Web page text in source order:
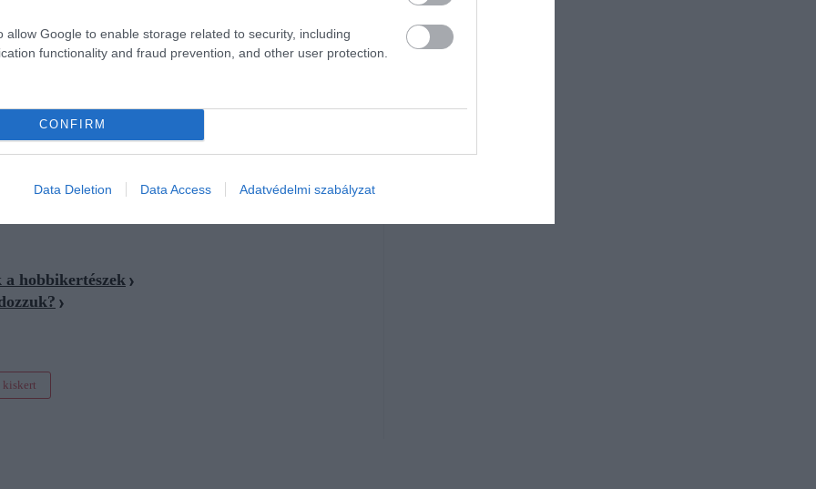
allow Google to enable storage related to security, including
functionality and fraud prevention, and other user protection.
CONFIRM
Data Deletion Data Access Adatvédelmi szabályzat
jövője szempontjából a helyzet válságos: ha nem
alá kerülhet. Az okok között szerepel a klímaváltozás, a
korábban.
a hobbikertészek
kiskert